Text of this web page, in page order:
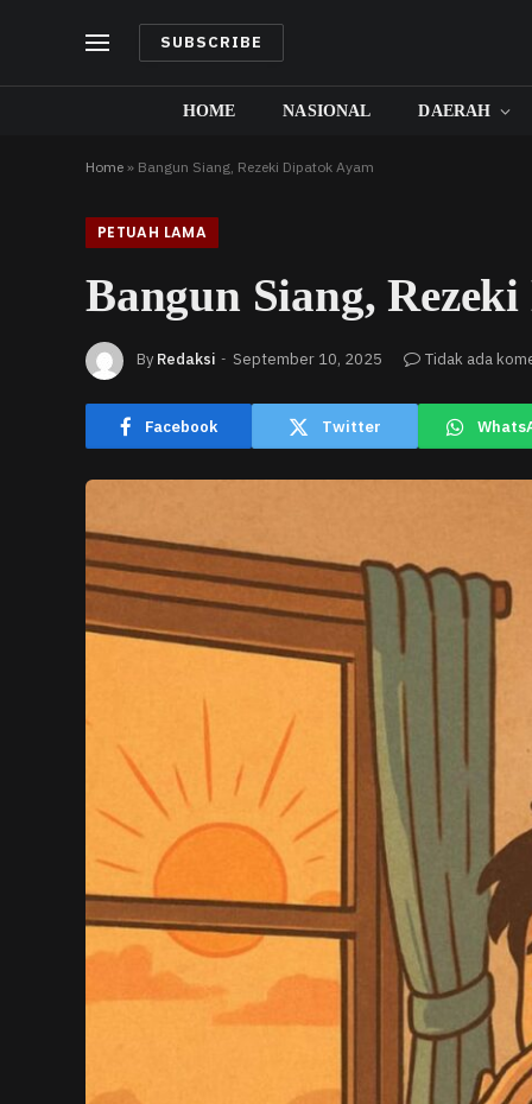
SUBSCRIBE
HOME NASIONAL DAERAH
Home » Bangun Siang, Rezeki Dipatok Ayam
PETUAH LAMA
Bangun Siang,
By Redaksi September 10, 2025 Tidak ada
Facebook Twitter